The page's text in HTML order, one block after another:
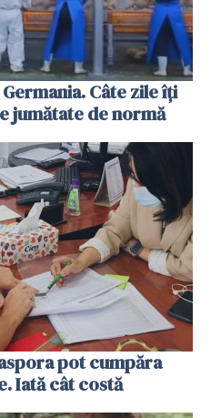
Câte zile îți
jumătate de normă
pot cumpăra
Iată cât costă